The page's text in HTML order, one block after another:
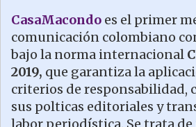
CasaMacondo es el primer
comunicación colombiano
bajo la norma internacional
2019, que garantiza la
criterios de responsabilidad,
sus polticas editoriales y
labor periodística. Se trata